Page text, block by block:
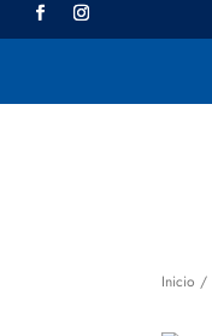
Inicio /